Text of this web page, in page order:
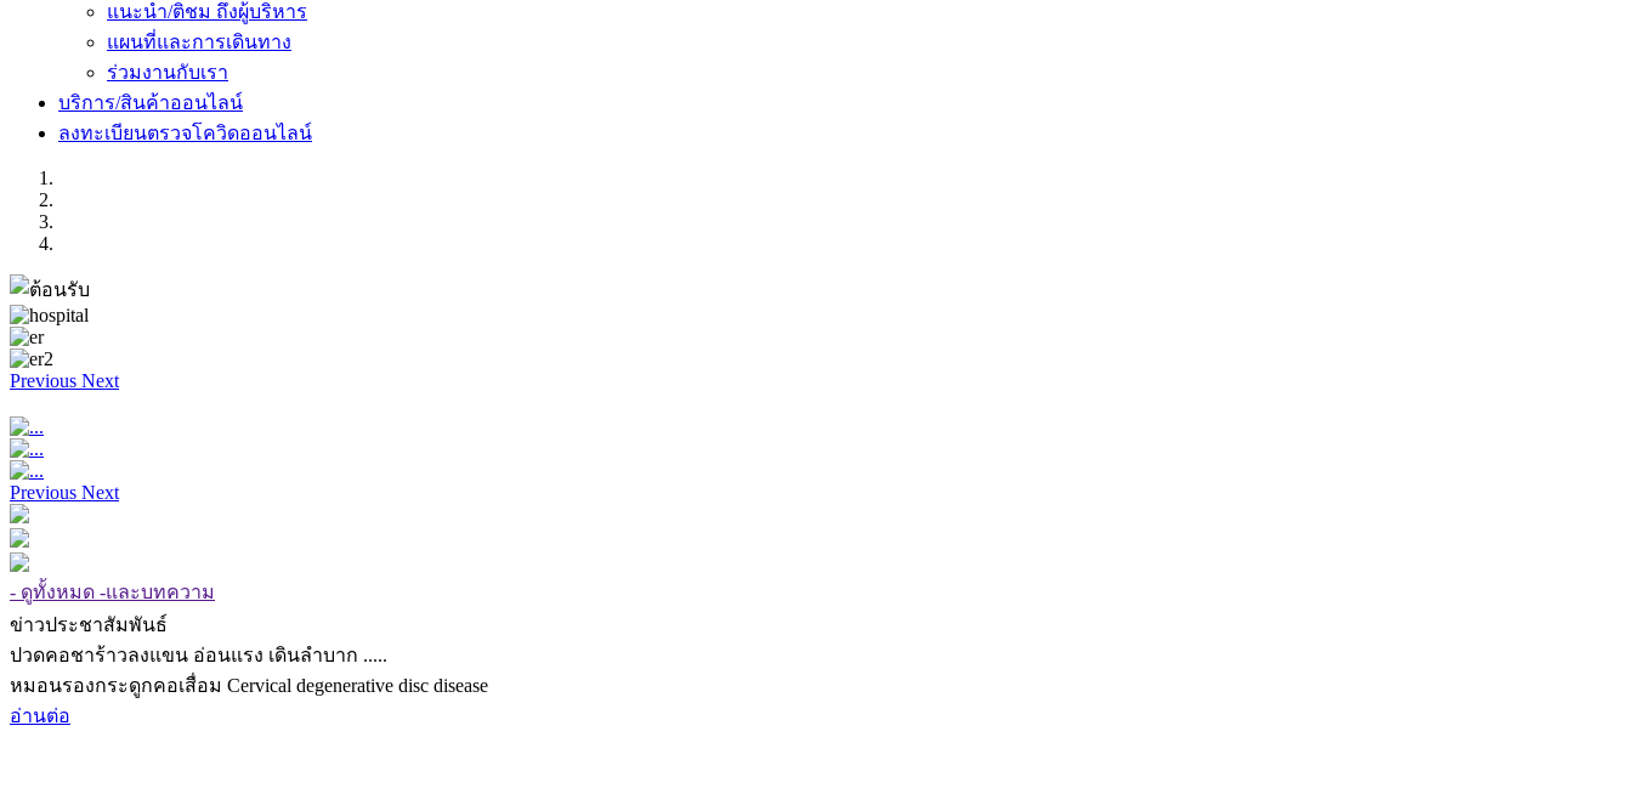
แนะนำ/ติชม ถึงผู้บริหาร
แผนที่และการเดินทาง
ร่วมงานกับเรา
บริการ/สินค้าออนไลน์
ลงทะเบียนตรวจโควิดออนไลน์
Previous Next
Previous Next
- ดูทั้งหมด -และบทความ
ข่าวประชาสัมพันธ์
ปวดคอชาร้าวลงแขน อ่อนแรง เดินลำบาก .....
หมอนรองกระดูกคอเสื่อม Cervical degenerative disc disease
อ่านต่อ